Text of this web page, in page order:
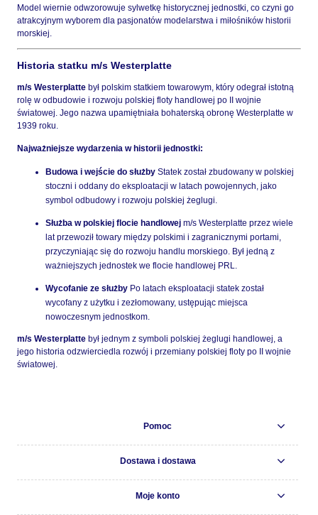
Model wiernie odwzorowuje sylwetkę historycznej jednostki, co czyni go
atrakcyjnym wyborem dla pasjonatów modelarstwa i miłośników historii
morskiej.
Historia statku m/s Westerplatte
m/s Westerplatte był polskim statkiem towarowym, który odegrał istotną
rolę w odbudowie i rozwoju polskiej floty handlowej po II wojnie
światowej. Jego nazwa upamiętniała bohaterską obronę Westerplatte w
1939 roku.
Najważniejsze wydarzenia w historii jednostki:
Budowa i wejście do służby Statek został zbudowany w polskiej
stoczni i oddany do eksploatacji w latach powojennych, jako
symbol odbudowy i rozwoju polskiej żeglugi.
Służba w polskiej flocie handlowej m/s Westerplatte przez wiele
lat przewoził towary między polskimi i zagranicznymi portami,
przyczyniając się do rozwoju handlu morskiego. Był jedną z
ważniejszych jednostek we flocie handlowej PRL.
Wycofanie ze służby Po latach eksploatacji statek został
wycofany z użytku i zezłomowany, ustępując miejsca
nowoczesnym jednostkom.
m/s Westerplatte był jednym z symboli polskiej żeglugi handlowej, a
jego historia odzwierciedla rozwój i przemiany polskiej floty po II wojnie
światowej.
Pomoc
Dostawa i dostawa
Moje konto